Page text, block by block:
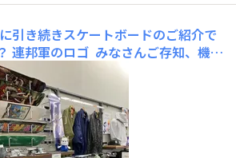
引き続きスケートボードのご紹介で
連邦軍のロゴ みなさんご存知、機動
ズの初代ガンダム、ファーストガンダ
がっつりアニメのキャラクターのデ
キは久しぶりに拝見しました👀&n